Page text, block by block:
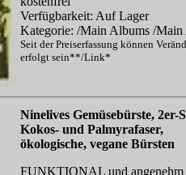
Verfügbarkeit: Auf Lager
Kategorie: /Main Albums /Main
Seit der Preiserfassung können
erfolgt sein**/Link*
Ninelives Gemüsebürste, 2er-
Kokos- und Palmyrafaser,
ökologische, vegane Bürsten
FUNKTIONAL und angenehm